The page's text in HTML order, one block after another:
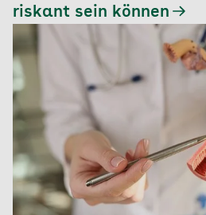
riskant sein können